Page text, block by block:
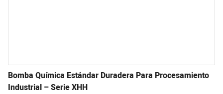
Bomba Química Estándar Duradera Para Procesamiento
Industrial – Serie XHH